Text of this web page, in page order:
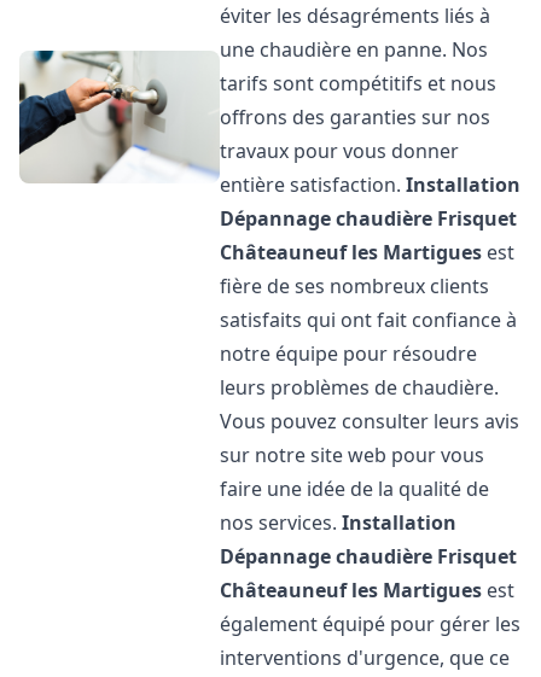
éviter les désagréments liés à
une chaudière en panne. Nos
tarifs sont compétitifs et nous
offrons des garanties sur nos
travaux pour vous donner
entière satisfaction.Installation
Dépannage chaudière Frisquet
Châteauneuf les Martigues est
fière de ses nombreux clients
satisfaits qui ont fait confiance à
notre équipe pour résoudre
leurs problèmes de chaudière.
Vous pouvez consulter leurs avis
sur notre site web pour vous
faire une idée de la qualité de
nos services.Installation
Dépannage chaudière Frisquet
Châteauneuf les Martigues est
également équipé pour gérer les
interventions d'urgence, que ce